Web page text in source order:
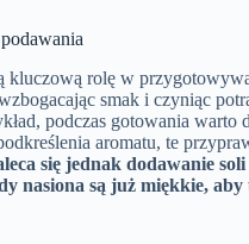
kluczową rolę w
smak i czyniąc
podczas gotowania warto
aromatu, te
się jednak dodawanie
nasiona są już miękkie,